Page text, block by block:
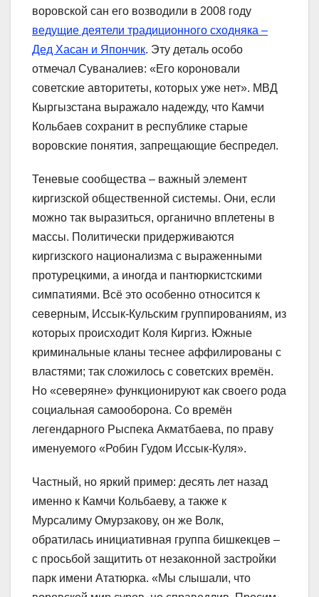
воровской сан его возводили в 2008 году
ведущие деятели традиционного сходняка –
Дед Хасан и Япончик. Эту деталь особо
отмечал Суваналиев: «Его короновали
советские авторитеты, которых уже нет». МВД
Кыргызстана выражало надежду, что Камчи
Кольбаев сохранит в республике старые
воровские понятия, запрещающие беспредел.
Теневые сообщества – важный элемент
киргизской общественной системы. Они, если
можно так выразиться, органично вплетены в
массы. Политически придерживаются
киргизского национализма с выраженными
протурецкими, а иногда и пантюркистскими
симпатиями. Всё это особенно относится к
северным, Иссык-Кульским группированиям, из
которых происходит Коля Киргиз. Южные
криминальные кланы теснее аффилированы с
властями; так сложилось с советских времён.
Но «северяне» функционируют как своего рода
социальная самооборона. Со времён
легендарного Рыспека Акматбаева, по праву
именуемого «Робин Гудом Иссык-Куля».
Частный, но яркий пример: десять лет назад
именно к Камчи Кольбаеву, а также к
Мурсалиму Омурзакову, он же Волк,
обратилась инициативная группа бишкекцев –
с просьбой защитить от незаконной застройки
парк имени Ататюрка. «Мы слышали, что